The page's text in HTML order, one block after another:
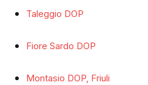
Taleggio DOP
Fiore Sardo DOP
Montasio DOP, Friuli